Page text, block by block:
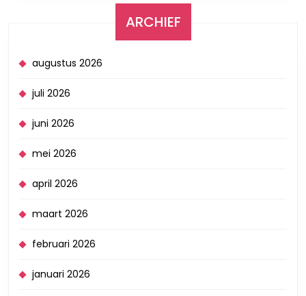
ARCHIEF
augustus 2026
juli 2026
juni 2026
mei 2026
april 2026
maart 2026
februari 2026
januari 2026